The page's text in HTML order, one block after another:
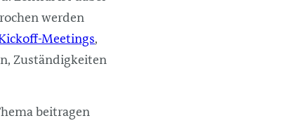
werden
Meetings,
Zuständigkeiten
beitragen